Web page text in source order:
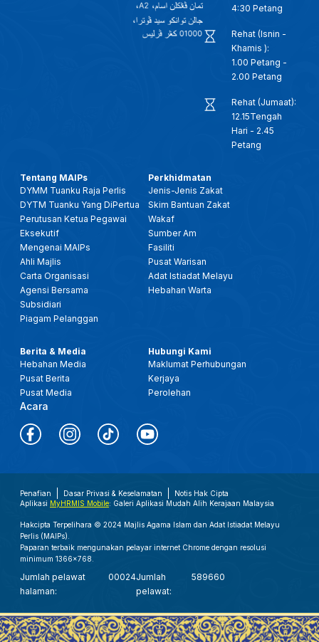
4:30 Petang
Rehat (Isnin -
Khamis ):
1.00 Petang -
2.00 Petang
Rehat (Jumaat):
12.15Tengah
Hari - 2.45
Petang
Tentang MAIPs
DYMM Tuanku Raja Perlis
DYTM Tuanku Yang DiPertua
Perutusan Ketua Pegawai
Eksekutif
Mengenai MAIPs
Ahli Majlis
Carta Organisasi
Agensi Bersama
Subsidiari
Piagam Pelanggan
Perkhidmatan
Jenis-Jenis Zakat
Skim Bantuan Zakat
Wakaf
Sumber Am
Fasiliti
Pusat Warisan
Adat Istiadat Melayu
Hebahan Warta
Berita & Media
Hebahan Media
Pusat Berita
Pusat Media
Acara
Hubungi Kami
Maklumat Perhubungan
Kerjaya
Perolehan
Penafian Dasar Privasi & Keselamatan
Notis Hak Cipta
Aplikasi MyHRMIS Mobile: Galeri Aplikasi Mudah Alih Kerajaan Malaysia
Hakcipta Terpelihara © 2024 Majlis Agama Islam dan Adat Istiadat Melayu
Perlis (MAIPs).
Paparan terbaik mengunakan pelayar internet Chrome dengan resolusi
minimum 1366x768.
Jumlah pelawat
halaman:
00024Jumlah
pelawat:
589660